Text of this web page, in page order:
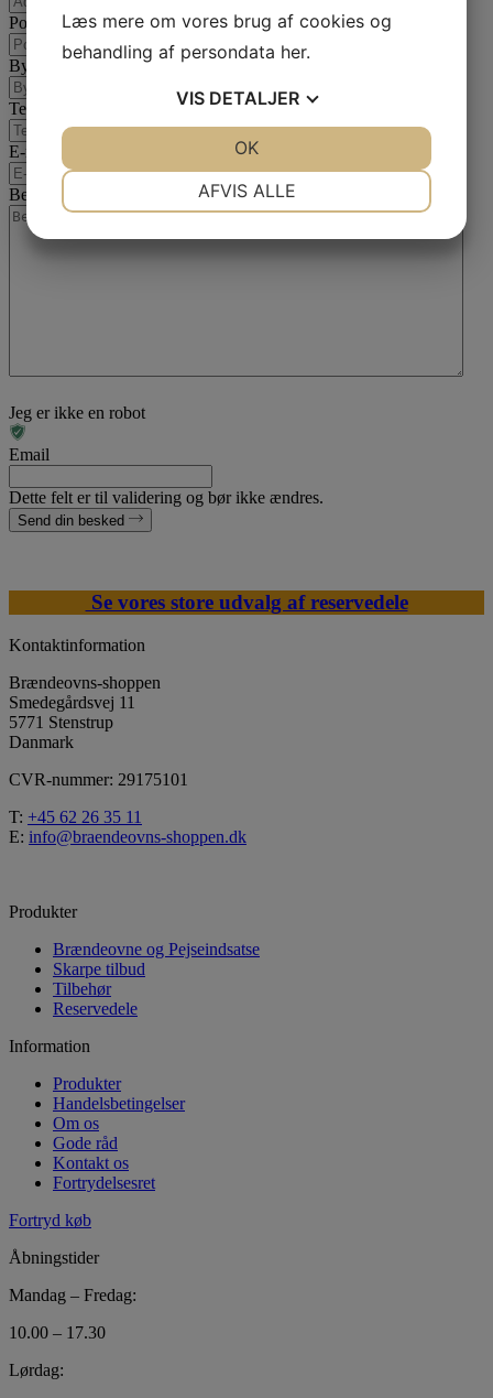
Postnummer
By
Telefon
E-mail
Besked
Jeg er ikke en robot
Email
Dette felt er til validering og bør ikke ændres.
Send din besked
Se vores store udvalg af reservedele
Kontaktinformation
Brændeovns-shoppen
Smedegårdsvej 11
5771 Stenstrup
Danmark
CVR-nummer: 29175101
T: +45 62 26 35 11
E: info@braendeovns-shoppen.dk
Produkter
Brændeovne og Pejseindsatse
Skarpe tilbud
Tilbehør
Reservedele
Information
Produkter
Handelsbetingelser
Om os
Gode råd
Kontakt os
Fortrydelsesret
Fortryd køb
Åbningstider
Mandag – Fredag:
10.00 – 17.30
Lørdag:
Læs mere om vores brug af cookies og
behandling af persondata her.
VIS DETALJER
AFVIS ALLE
OK